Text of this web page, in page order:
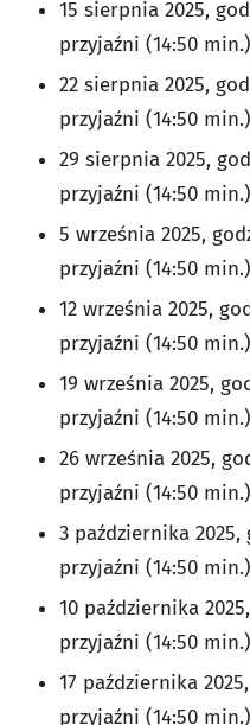
15 sierpnia 2025,
przyjaźni (14:50 min.)
22 sierpnia 2025,
przyjaźni (14:50 min.)
29 sierpnia 2025,
przyjaźni (14:50 min.)
5 września 2025,
przyjaźni (14:50 min.)
12 września 2025,
przyjaźni (14:50 min.)
19 września 2025,
przyjaźni (14:50 min.)
26 września 2025,
przyjaźni (14:50 min.)
3 października 2025,
przyjaźni (14:50 min.)
10 października
przyjaźni (14:50 min.)
17 października
przyjaźni (14:50